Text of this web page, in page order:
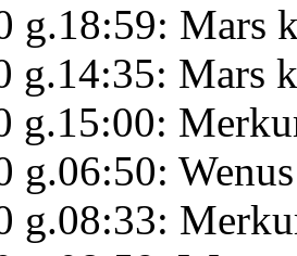
g.18:59: Mars
g.14:35: Mars
g.15:00:
g.06:50:
g.08:33: